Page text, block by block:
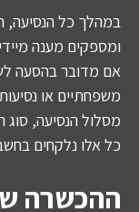
במהלך כל הנסיעה,
ומספקים מענה
אם מדובר בהסעה
משפחתיים או
מסלול הנסיעה, סוג
כל אלו נלקחים
ההכשרה